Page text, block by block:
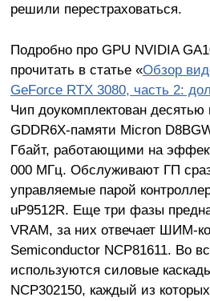
решили перестраховаться.
Подробно про GPU NVIDIA
прочитать в статье «Обзор
GeForce RTX 3080, часть 2:
Чип доукомплектован
GDDR6X-памяти Micron
Гбайт, работающими на
000 МГц. Обслуживают ГП
управляемые парой
uP9512R. Еще три фазы
VRAM, за них отвечает ШИМ-
Semiconductor NCP81611. Во
используются силовые
NCP302150, каждый из